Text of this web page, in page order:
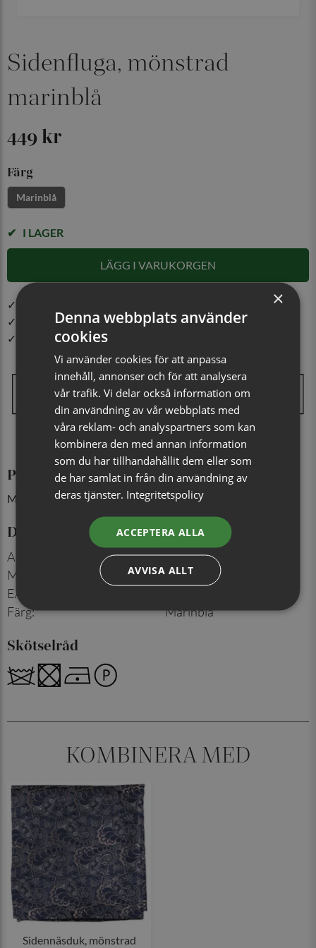
Sidenfluga, mönstrad
marinblå
449 kr
Färg
Marinblå
I LAGER
LÄGG I VARUKORGEN
✓ Öppet köp i 30 dagar ✓ Fri frakt från 499 kr
✓ Din beställning skickas inom 1-2 vardagar
✓ Snabb leverans från vårt lager i Jönköping
Produktinformation
Mått:12x6 cm
Detaljer
Artikelnummer
713162821
Material
100% siden
EAN
Färg: Marinblå
Skötselråd
KOMBINERA MED
Sidennäsduk, mönstrad
×
Denna webbplats använder
cookies
Vi använder cookies för att anpassa
innehåll, annonser och för att analysera
vår trafik. Vi delar också information om
din användning av vår webbplats med
våra reklam- och analyspartners som kan
kombinera den med annan information
som du har tillhandahållit dem eller som
de har samlat in från din användning av
deras tjänster. Integritetspolicy
ACCEPTERA ALLA
AVVISA ALLT